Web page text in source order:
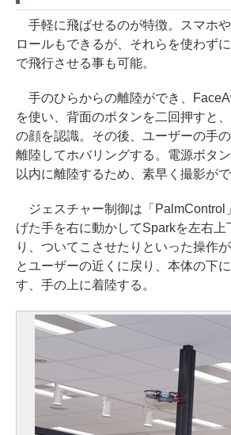
手軽に飛ばせるのが特徴。スマホ
ロールもできるが、それらを使わず
で飛行させる事も可能。
手のひらからの離陸ができ、
を使い、背面のボタンを二回押すと
の顔を認識。その後、ユーザーの手
離陸してホバリングする。電源ボタ
以内に離陸するため、素早く撮影がで
ジェスチャー制御は「PalmControl
げた手を右に動かしてSparkを左右上
り、ついてこさせたりといった操作
とユーザーの近くに戻り、本体の下
す、手の上に着陸する。